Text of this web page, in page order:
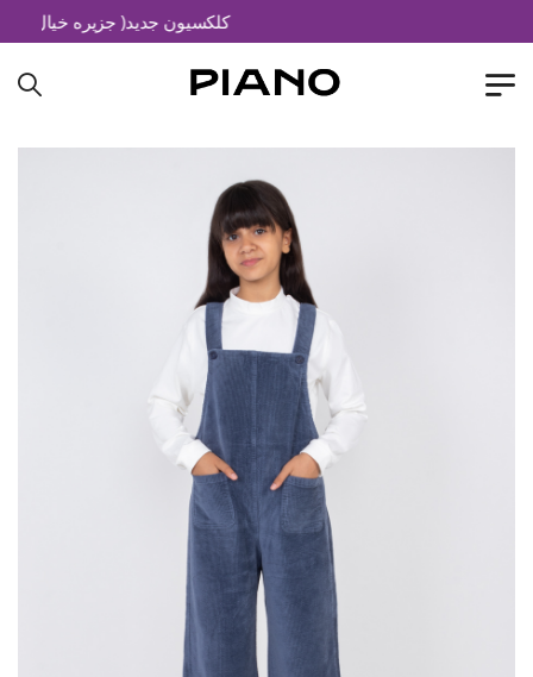
کلکسیون جدید( جزیره خیال)